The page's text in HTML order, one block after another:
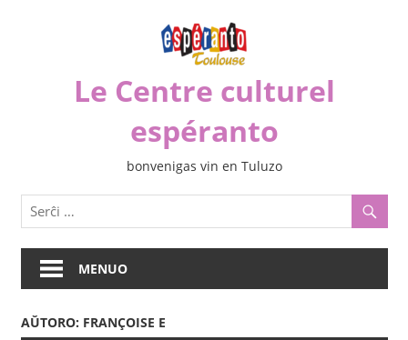
Le Centre culturel
espéranto
bonvenigas vin en Tuluzo
MENUO
AŬTORO: FRANÇOISE E